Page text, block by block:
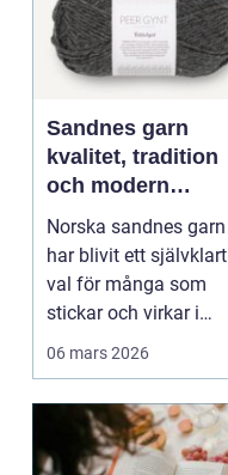
Sandnes garn
kvalitet, tradition
och modern
stickglädje
Norska sandnes garn
har blivit ett självklart
val för många som
stickar och virkar i
Sverige. Kombin...
06 mars 2026